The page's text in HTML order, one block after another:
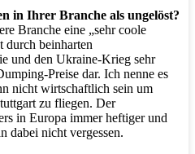
in Ihrer Branche als ungelöst?
Branche eine „sehr coole
durch beinharten
und den Ukraine-Krieg sehr
Preise dar. Ich nenne es
nicht wirtschaftlich sein um
zu fliegen. Der
in Europa immer heftiger und
dabei nicht vergessen.